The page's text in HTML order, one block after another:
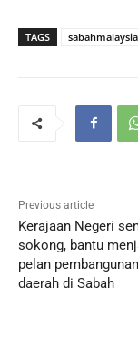
TAGS sabahmalaysia
Previous article
Kerajaan Negeri
sokong, bantu
pelan
daerah di Sabah